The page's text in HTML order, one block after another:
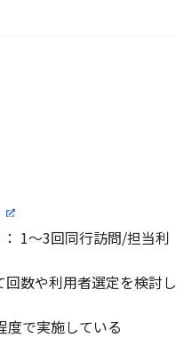
1～3回同行訪問/担当利
数や利用者選定を検討し
で実施している